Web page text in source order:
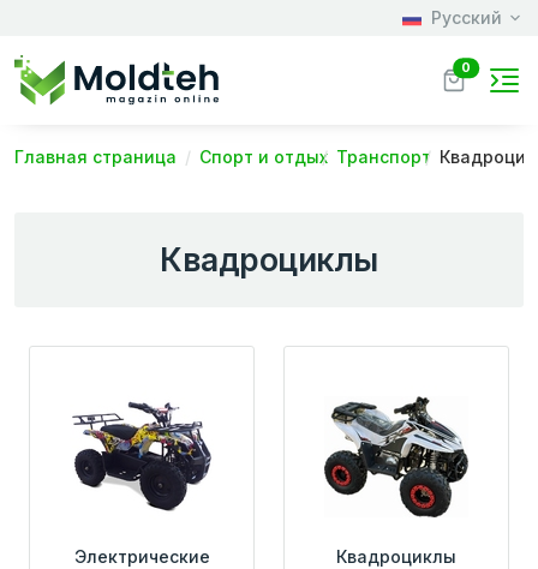
Русский
0
Главная страница Спорт и отдых Транспорт
Квадроциклы
Электрические
Квадроциклы